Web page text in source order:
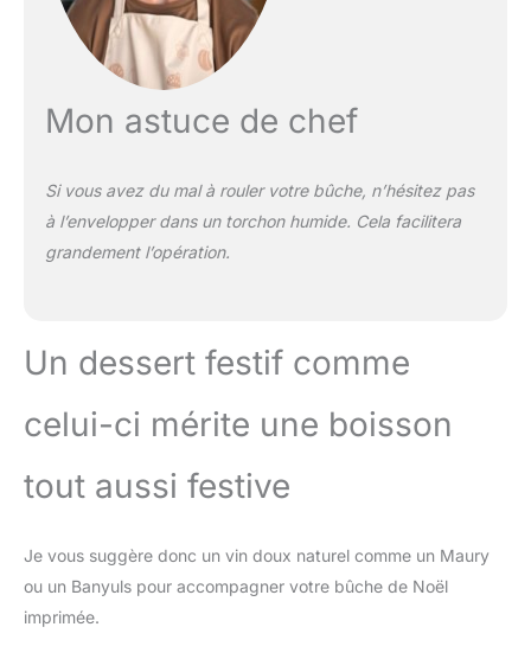
Mon astuce de chef
Si vous avez du mal à rouler votre bûche, n’hésitez pas
à l’envelopper dans un torchon humide. Cela facilitera
grandement l’opération.
Un dessert festif comme
celui-ci mérite une boisson
tout aussi festive
Je vous suggère donc un vin doux naturel comme un Maury
ou un Banyuls pour accompagner votre bûche de Noël
imprimée.